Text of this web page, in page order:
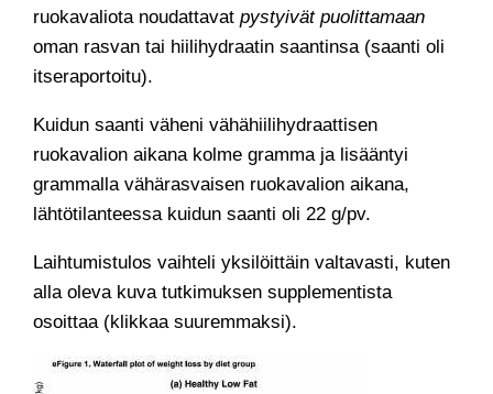
ruokavaliota noudattavat pystyivät puolittamaan
oman rasvan tai hiilihydraatin saantinsa (saanti oli
itseraportoitu).
Kuidun saanti väheni vähähiilihydraattisen
ruokavalion aikana kolme gramma ja lisääntyi
grammalla vähärasvaisen ruokavalion aikana,
lähtötilanteessa kuidun saanti oli 22 g/pv.
Laihtumistulos vaihteli yksilöittäin valtavasti, kuten
alla oleva kuva tutkimuksen supplementista
osoittaa (klikkaa suuremmaksi).